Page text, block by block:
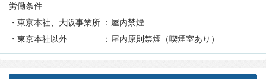
労働条件
・東京本社、大阪事業所 ：屋内禁煙
・東京本社以外 ：屋内原則禁煙（喫煙室あり）